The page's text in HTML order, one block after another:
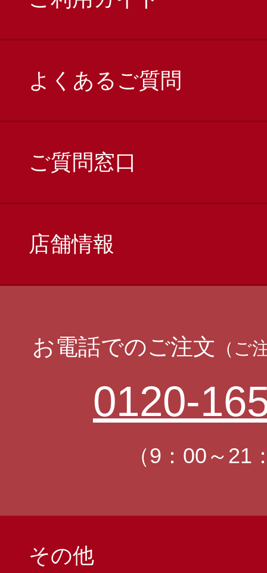
よくあるご質問
ご質問窓口
店舗情報
お電話でのご注文 （ご
0120-
（9：00～21
その他